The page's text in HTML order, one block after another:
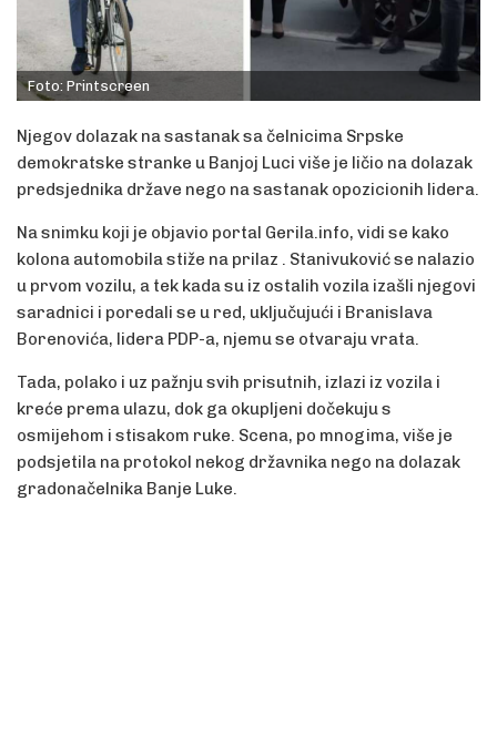
Foto: Printscreen
Njegov dolazak na sastanak sa čelnicima Srpske
demokratske stranke u Banjoj Luci više je ličio na dolazak
predsjednika države nego na sastanak opozicionih lidera.
Na snimku koji je objavio portal Gerila.info, vidi se kako
kolona automobila stiže na prilaz . Stanivuković se nalazio
u prvom vozilu, a tek kada su iz ostalih vozila izašli njegovi
saradnici i poredali se u red, uključujući i Branislava
Borenovića, lidera PDP-a, njemu se otvaraju vrata.
Tada, polako i uz pažnju svih prisutnih, izlazi iz vozila i
kreće prema ulazu, dok ga okupljeni dočekuju s
osmijehom i stisakom ruke. Scena, po mnogima, više je
podsjetila na protokol nekog državnika nego na dolazak
gradonačelnika Banje Luke.